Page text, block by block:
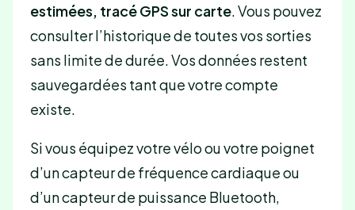
estimées, tracé GPS sur carte. Vous pouvez
consulter l’historique de toutes vos sorties
sans limite de durée. Vos données restent
sauvegardées tant que votre compte
existe.
Si vous équipez votre vélo ou votre poignet
d’un capteur de fréquence cardiaque ou
d’un capteur de puissance Bluetooth,